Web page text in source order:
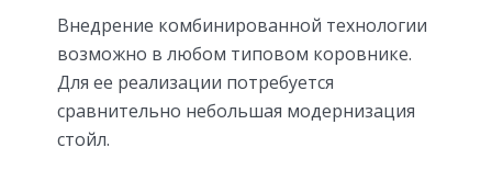
Внедрение комбинированной технологии
возможно в любом типовом коровнике.
Для ее реализации потребуется
сравнительно небольшая модернизация
стойл.